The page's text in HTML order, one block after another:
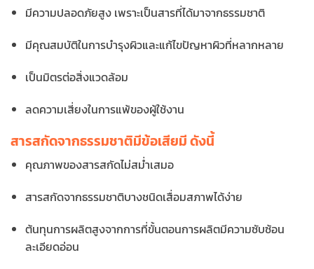
มีความปลอดภัยสูง เพราะเป็นสารที่ได้มาจากธรรมชาติ
มีคุณสมบัติในการบำรุงผิวและแก้ไขปัญหาผิวที่หลากหลาย
เป็นมิตรต่อสิ่งแวดล้อม
ลดความเสี่ยงในการแพ้ของผู้ใช้งาน
สารสกัดจากธรรมชาติมีข้อเสียมี ดังนี้
คุณภาพของสารสกัดไม่สม่ำเสมอ
สารสกัดจากธรรมชาติบางชนิดเสื่อมสภาพได้ง่าย
ต้นทุนการผลิตสูงจากการที่ขั้นตอนการผลิตมีความซับซ้อน
ละเอียดอ่อน